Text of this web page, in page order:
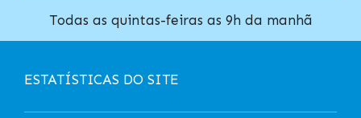
Todas as quintas-feiras as 9h da manhã
ESTATÍSTICAS DO SITE